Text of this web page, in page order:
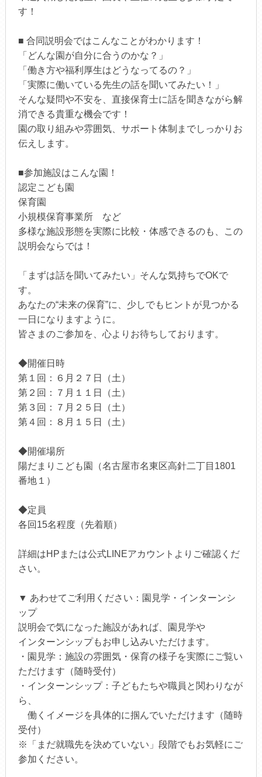
す！
■ 合同説明会ではこんなことがわかります！
「どんな園が自分に合うのかな？」
「働き方や福利厚生はどうなってるの？」
「実際に働いている先生の話を聞いてみたい！」
そんな疑問や不安を、直接保育士に話を聞きながら解
消できる貴重な機会です！
園の取り組みや雰囲気、サポート体制までしっかりお
伝えします。
■参加施設はこんな園！
認定こども園
保育園
小規模保育事業所 など
多様な施設形態を実際に比較・体感できるのも、この
説明会ならでは！
「まずは話を聞いてみたい」そんな気持ちでOKで
す。
あなたの“未来の保育”に、少しでもヒントが見つかる
一日になりますように。
皆さまのご参加を、心よりお待ちしております。
◆開催日時
第１回：６月２７日（土）
第２回：７月１１日（土）
第３回：７月２５日（土）
第４回：８月１５日（土）
◆開催場所
陽だまりこども園（名古屋市名東区高針二丁目1801
番地１）
◆定員
各回15名程度（先着順）
詳細はHPまたは公式LINEアカウントよりご確認くだ
さい。
▼ あわせてご利用ください：園見学・インターンシ
ップ
説明会で気になった施設があれば、園見学や
インターンシップもお申し込みいただけます。
・園見学：施設の雰囲気・保育の様子を実際にご覧い
ただけます（随時受付）
・インターンシップ：子どもたちや職員と関わりなが
ら、
働くイメージを具体的に掴んでいただけます（随時
受付）
※「まだ就職先を決めていない」段階でもお気軽にご
参加ください。